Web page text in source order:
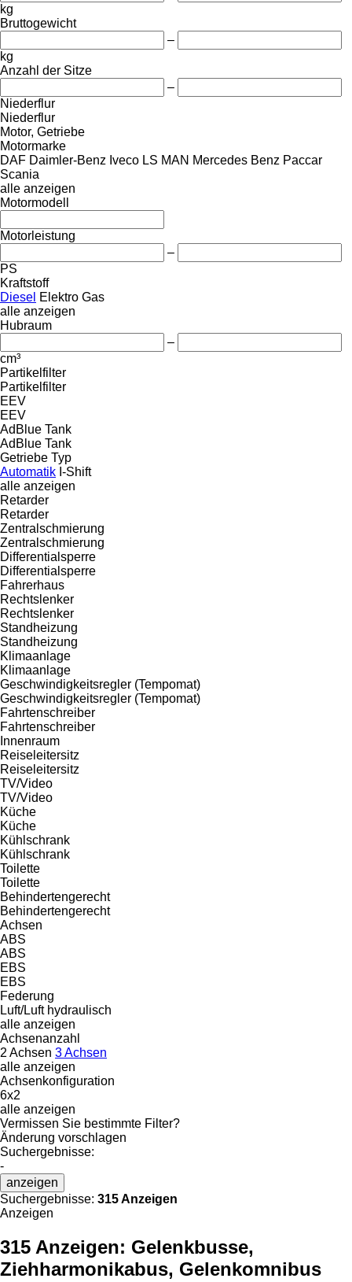
kg
Bruttogewicht
–
kg
Anzahl der Sitze
–
Niederflur
Niederflur
Motor, Getriebe
Motormarke
DAF Daimler-Benz Iveco LS MAN Mercedes Benz Paccar
Scania
alle anzeigen
Motormodell
Motorleistung
–
PS
Kraftstoff
Diesel Elektro Gas
alle anzeigen
Hubraum
–
cm³
Partikelfilter
Partikelfilter
EEV
EEV
AdBlue Tank
AdBlue Tank
Getriebe Typ
Automatik I-Shift
alle anzeigen
Retarder
Retarder
Zentralschmierung
Zentralschmierung
Differentialsperre
Differentialsperre
Fahrerhaus
Rechtslenker
Rechtslenker
Standheizung
Standheizung
Klimaanlage
Klimaanlage
Geschwindigkeitsregler (Tempomat)
Geschwindigkeitsregler (Tempomat)
Fahrtenschreiber
Fahrtenschreiber
Innenraum
Reiseleitersitz
Reiseleitersitz
TV/Video
TV/Video
Küche
Küche
Kühlschrank
Kühlschrank
Toilette
Toilette
Behindertengerecht
Behindertengerecht
Achsen
ABS
ABS
EBS
EBS
Federung
Luft/Luft hydraulisch
alle anzeigen
Achsenanzahl
2 Achsen 3 Achsen
alle anzeigen
Achsenkonfiguration
6x2
alle anzeigen
Vermissen Sie bestimmte Filter?
Änderung vorschlagen
Suchergebnisse:
-
anzeigen
Suchergebnisse: 315 Anzeigen
Anzeigen
315 Anzeigen: Gelenkbusse,
Ziehharmonikabus, Gelenkomnibus